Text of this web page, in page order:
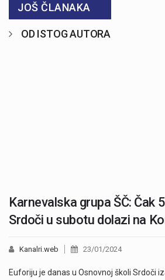
JOŠ ČLANAKA
OD ISTOG AUTORA
Karnevalska grupa ŠČ: Čak
Srdoči u subotu dolazi na
Kanalri.web 23/01/2024
Euforiju je danas u Osnovnoj školi Srdoči